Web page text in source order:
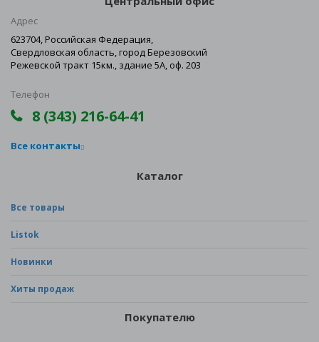
Адрес
623704, Российская Федерация,
Свердловская область, город Березовский
Режевской тракт 15км., здание 5А, оф. 203
Телефон
8 (343) 216-64-41
Все контакты
Каталог
Все товары
Listok
Новинки
Хиты продаж
Покупателю